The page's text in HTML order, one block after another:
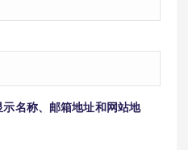
名称、邮箱地址和网站地